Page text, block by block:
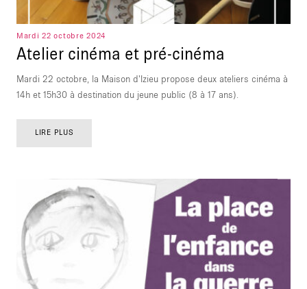
Mardi 22 octobre 2024
Atelier cinéma et pré-cinéma
Mardi 22 octobre, la Maison d'Izieu propose deux ateliers cinéma à
14h et 15h30 à destination du jeune public (8 à 17 ans).
LIRE PLUS